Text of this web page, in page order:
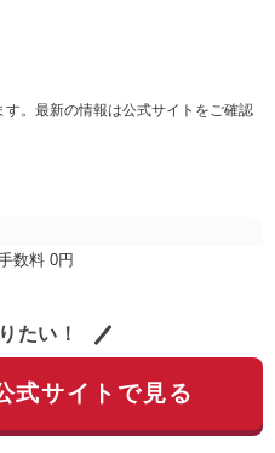
。最新の情報は公式サイトをご確認
数料 0円
たい！
式サイトで見る